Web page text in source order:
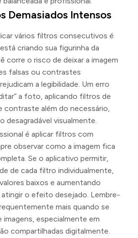
Demasiados Intensos
vários filtros consecutivos é
criando sua figurinha da
corre o risco de deixar a imagem
falsas ou contrastes
a legibilidade. Um erro
a foto, aplicando filtros de
contraste além do necessário,
desagradável visualmente.
é aplicar filtros com
observar como a imagem fica
Se o aplicativo permitir,
de cada filtro individualmente,
baixos e aumentando
o efeito desejado. Lembre-
mais quando se
imagens, especialmente em
compartilhadas digitalmente.